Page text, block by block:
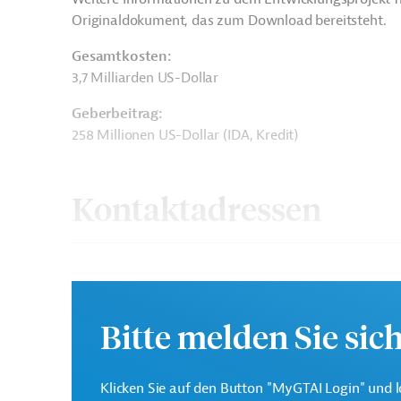
Originaldokument, das zum Download bereitsteht.
Gesamtkosten:
3,7 Milliarden US-Dollar
Geberbeitrag:
258 Millionen US-Dollar (IDA, Kredit)
Kontaktadressen
Sindh
Projektträger
Bitte melden Sie
Klicken Sie auf den Button "MyGTAI Login" und